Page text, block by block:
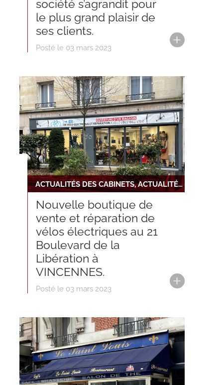
société s’agrandit pour
le plus grand plaisir de
ses clients.
Posté le 03 mars 2023
ACTUALITÉS DES CABINETS, ACTUALITÉS DU RÉSEAU
Nouvelle boutique de
vente et réparation de
vélos électriques au 21
Boulevard de la
Libération à
VINCENNES.
Posté le 03 mars 2023